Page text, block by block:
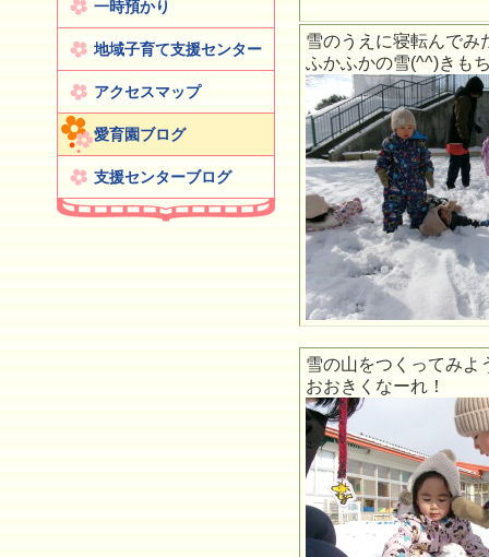
一時預かり
地域子育て支援センター
アクセスマップ
愛育園ブログ
支援センターブログ
雪のうえに寝転んでみ
ふかふかの雪(^^)きも
雪の山をつくってみよ
おおきくなーれ！